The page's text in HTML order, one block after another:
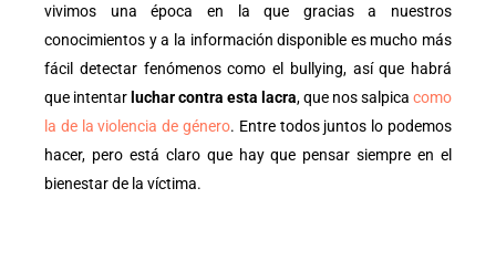
vivimos una época en la que gracias a nuestros
conocimientos y a la información disponible es mucho más
fácil detectar fenómenos como el bullying, así que habrá
que intentar luchar contra esta lacra, que nos salpica como
la de la violencia de género. Entre todos juntos lo podemos
hacer, pero está claro que hay que pensar siempre en el
bienestar de la víctima.